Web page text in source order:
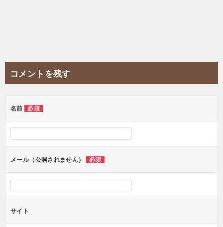
コメントを残す
名前 必須
メール（公開されません） 必須
サイト